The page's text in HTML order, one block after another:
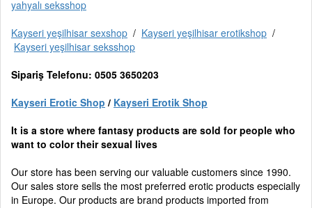
yahyalı seksshop
Kayseri yeşilhisar sexshop / Kayseri yeşilhisar erotikshop /
Kayseri yeşilhisar seksshop
Sipariş Telefonu: 0505 3650203
Kayseri Erotic Shop / Kayseri Erotik Shop
It is a store where fantasy products are sold for people who
want to color their sexual lives
Our store has been serving our valuable customers since 1990.
Our sales store sells the most preferred erotic products especially
in Europe. Our products are brand products imported from